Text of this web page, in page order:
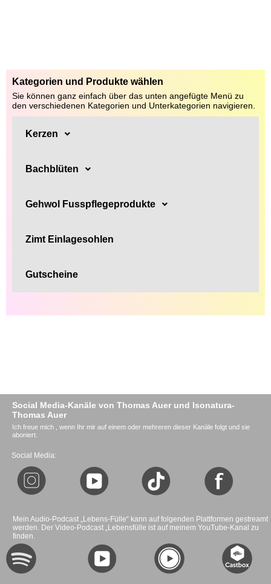
Kategorien und Produkte wählen
Sie können ganz einfach über das unten angefügte Menü zu
den verschiedenen Kategorien und Unterkategorien navigieren.
Kerzen
Bachblüten
Gehwol Fusspflegeprodukte
Zimt Einlagesohlen
Gutscheine
Social Media-Kanäle von Thomas Auer und Isonatura-
Thomas Auer
Ich freue mich , wenn Ihr mir auf einem oder mehreren dieser Kanäle folgt und sie
aboniert.
Social Media:
Mein Audio-Podcast „Lebens-Fülle“ kann auf folgenden Plattformen gestreamt
werden. Der Video-Podcast „Lebensfülle ist auf meinem YouTube-Kanal zu
finden.